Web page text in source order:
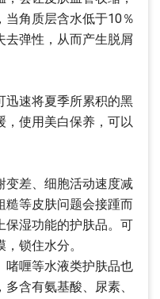
当角质层含水低于10％
去弹性，从而产生脱屑
迅速将夏季所累积的黑
，使用美白保养，可以
变差、细胞活动速度减
糙等皮肤问题会接踵而
保湿功能的护肤品。可
锁住水分。
啫喱等水液类护肤品也
含有氨基酸、尿素、